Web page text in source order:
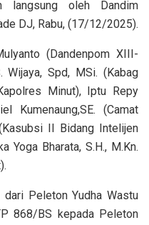
oleh Dandim
DJ, Rabu, (17/12/2025).
(Dandenpom XIII-
Wijaya, Spd, MSi. (Kabag
Minut), Iptu Repy
Kumenaung,SE. (Camat
II Bidang Intelijen
Yoga Bharata, S.H., M.Kn.
Peleton Yudha Wastu
868/BS kepada Peleton